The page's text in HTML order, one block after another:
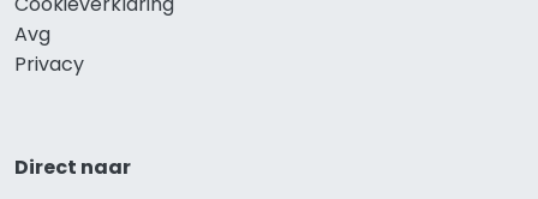
Avg
Privacy
Direct naar